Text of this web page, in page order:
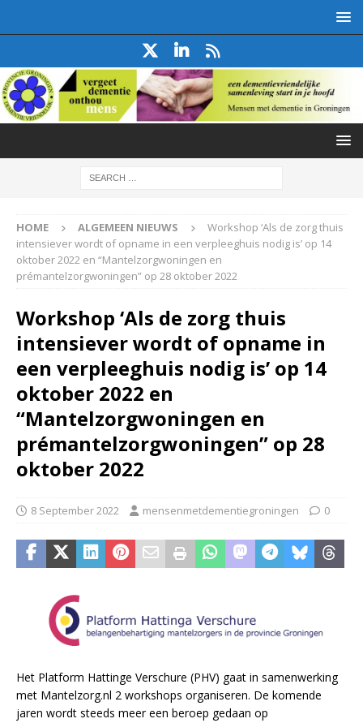
HOME ALGEMEEN NIEUWS
Workshop ‘Als de zorg thuis
intensiever wordt of opname in een verpleeghuis nodig is’ op 14
oktober 2022 en “Mantelzorgwoningen en
prémantelzorgwoningen” op 28 oktober 2022
Workshop ‘Als de zorg thuis
intensiever wordt of opname in
een verpleeghuis nodig is’ op 14
oktober 2022 en
“Mantelzorgwoningen en
prémantelzorgwoningen” op 28
oktober 2022
8 September 2022 mensenmetdementiegroningen 0
Het Platform Hattinge Verschure (PHV) gaat in samenwerking
met Mantelzorg.nl 2 workshops organiseren. De komende
jaren wordt steeds meer een beroep gedaan op